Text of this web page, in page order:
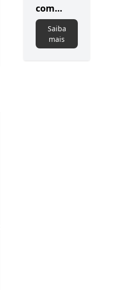
com...
Saiba
mais